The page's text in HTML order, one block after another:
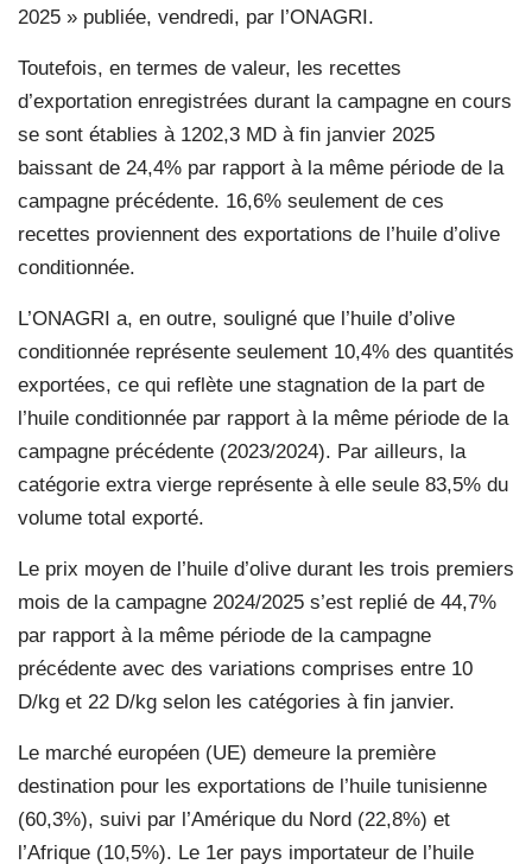
2025 » publiée, vendredi, par l’ONAGRI.
Toutefois, en termes de valeur, les recettes
d’exportation enregistrées durant la campagne en cours
se sont établies à 1202,3 MD à fin janvier 2025
baissant de 24,4% par rapport à la même période de la
campagne précédente. 16,6% seulement de ces
recettes proviennent des exportations de l’huile d’olive
conditionnée.
L’ONAGRI a, en outre, souligné que l’huile d’olive
conditionnée représente seulement 10,4% des quantités
exportées, ce qui reflète une stagnation de la part de
l’huile conditionnée par rapport à la même période de la
campagne précédente (2023/2024). Par ailleurs, la
catégorie extra vierge représente à elle seule 83,5% du
volume total exporté.
Le prix moyen de l’huile d’olive durant les trois premiers
mois de la campagne 2024/2025 s’est replié de 44,7%
par rapport à la même période de la campagne
précédente avec des variations comprises entre 10
D/kg et 22 D/kg selon les catégories à fin janvier.
Le marché européen (UE) demeure la première
destination pour les exportations de l’huile tunisienne
(60,3%), suivi par l’Amérique du Nord (22,8%) et
l’Afrique (10,5%). Le 1er pays importateur de l’huile